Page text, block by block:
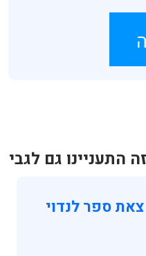
התעניינו גם לגבי
ספר לנדוי